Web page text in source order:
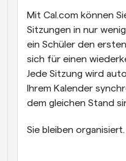
Mit Cal.com können
Sitzungen in nur
ein Schüler den
sich für einen
Jede Sitzung wird
Ihrem Kalender
dem gleichen Stand
Sie bleiben